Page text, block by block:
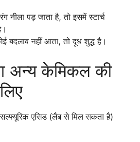
नीला पड़ जाता है, तो इसमें स्टार्च
बदलाव नहीं आता, तो दूध शुद्ध है।
अन्य केमिकल की
एसिड (लैब से मिल सकता है)